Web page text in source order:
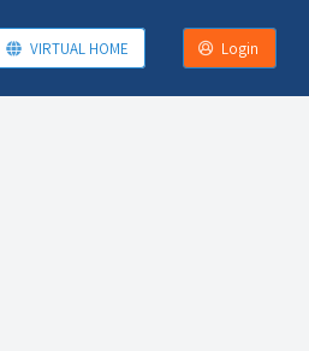
VIRTUAL HOME Login